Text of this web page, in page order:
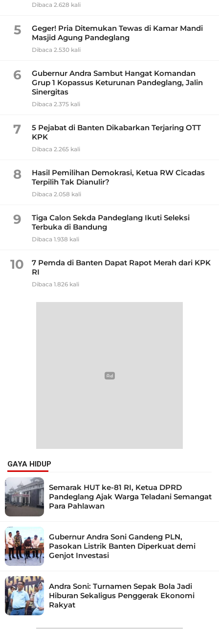
Dibaca 2.628 kali
5
Geger! Pria Ditemukan Tewas di Kamar Mandi
Masjid Agung Pandeglang
Dibaca 2.530 kali
6
Gubernur Andra Sambut Hangat Komandan
Grup 1 Kopassus Keturunan Pandeglang, Jalin
Sinergitas
Dibaca 2.375 kali
7
5 Pejabat di Banten Dikabarkan Terjaring OTT
KPK
Dibaca 2.265 kali
8
Hasil Pemilihan Demokrasi, Ketua RW Cicadas
Terpilih Tak Dianulir?
Dibaca 2.058 kali
9
Tiga Calon Sekda Pandeglang Ikuti Seleksi
Terbuka di Bandung
Dibaca 1.938 kali
10
7 Pemda di Banten Dapat Rapot Merah dari KPK
RI
Dibaca 1.826 kali
GAYA HIDUP
Semarak HUT ke-81 RI, Ketua DPRD
Pandeglang Ajak Warga Teladani Semangat
Para Pahlawan
Gubernur Andra Soni Gandeng PLN,
Pasokan Listrik Banten Diperkuat demi
Genjot Investasi
Andra Soni: Turnamen Sepak Bola Jadi
Hiburan Sekaligus Penggerak Ekonomi
Rakyat